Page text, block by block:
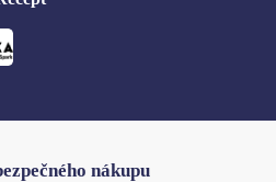
nákupu